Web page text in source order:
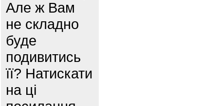
Але ж Вам
не складно
буде
подивитись
її? Натискати
на ці